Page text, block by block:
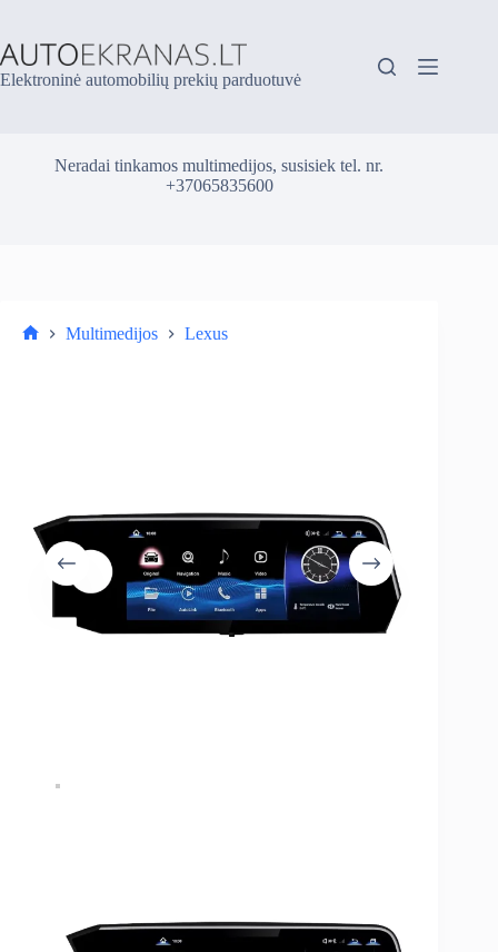
content
Elektroninė automobilių prekių parduotuvė
Neradai tinkamos multimedijos, susisiek tel. nr.
+37065835600
Multimedijos Lexus